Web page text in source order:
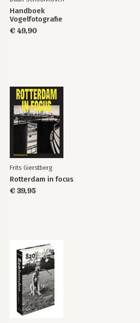
Handboek
Vogelfotografie
€ 49,90
Frits Gierstberg
Rotterdam in focus
€ 39,95